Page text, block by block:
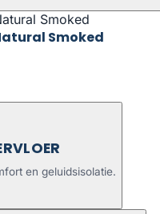
Smoked
en geluidsisolatie.